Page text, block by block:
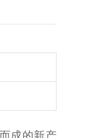
成的新产